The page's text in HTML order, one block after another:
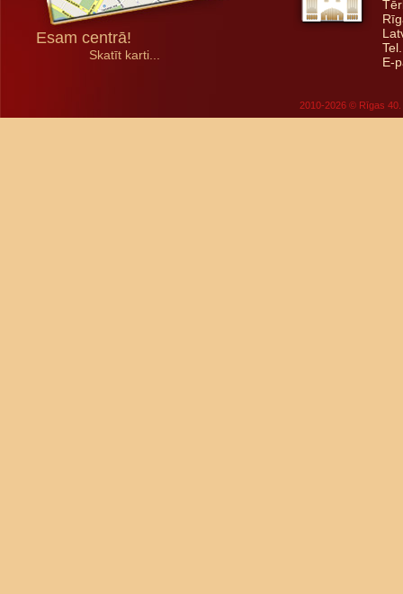
Esam centrā!
Skatīt karti...
E-
2010-2026 © Rīgas